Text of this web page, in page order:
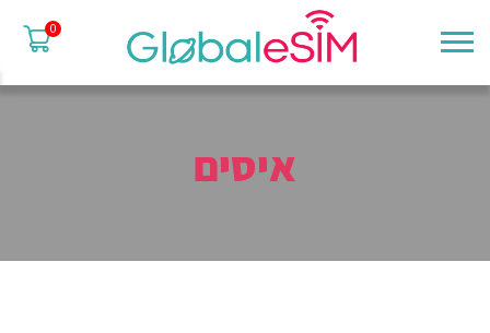
0
איסים